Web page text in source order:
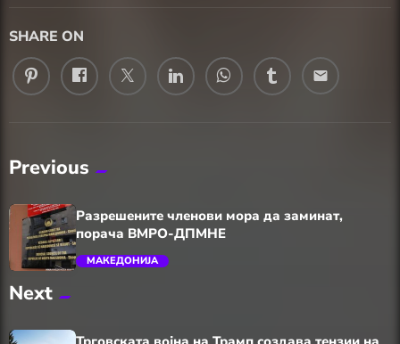
SHARE ON
email
Previous
Разрешените членови мора да заминат,
порача ВМРО-ДПМНЕ
МАКЕДОНИЈА
Next